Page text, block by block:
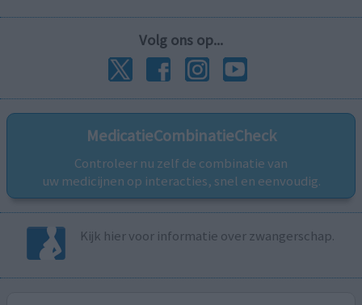
Volg ons op...
MedicatieCombinatieCheck
Controleer nu zelf de combinatie van
uw medicijnen op interacties, snel en eenvoudig.
Kijk hier voor informatie over zwangerschap.